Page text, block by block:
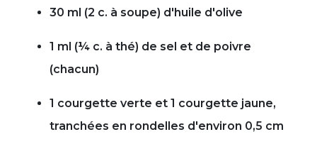
30 ml (2 c. à soupe) d'huile d'olive
1 ml (¼ c. à thé) de sel et de poivre
(chacun)
1 courgette verte et 1 courgette jaune,
tranchées en rondelles d'environ 0,5 cm